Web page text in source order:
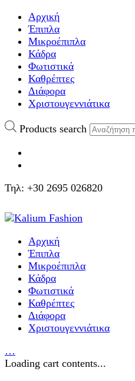
Αρχική
Έπιπλα
Μικροέπιπλα
Κάδρα
Φωτιστικά
Καθρέπτες
Διάφορα
Χριστουγεννιάτικα
Products search
Τηλ: +30 2695 026820
Αρχική
Έπιπλα
Μικροέπιπλα
Κάδρα
Φωτιστικά
Καθρέπτες
Διάφορα
Χριστουγεννιάτικα
…
Loading cart contents...